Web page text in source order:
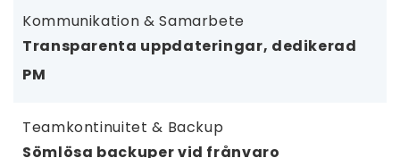
Kommunikation & Samarbete
Transparenta uppdateringar, dedikerad
PM
Teamkontinuitet & Backup
Sömlösa backuper vid frånvaro